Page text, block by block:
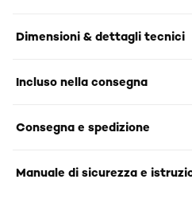
Dimensioni & dettagli tecnici
Incluso nella consegna
Consegna e spedizione
Manuale di sicurezza e